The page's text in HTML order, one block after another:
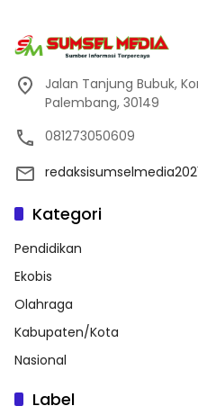
Jalan Tanjung Bubuk,
Palembang, 30149
081273050609
Kategori
Pendidikan
Ekobis
Olahraga
Kabupaten/Kota
Nasional
Label